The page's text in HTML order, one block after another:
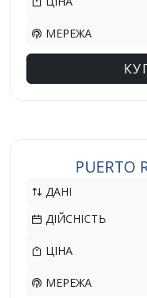
МЕРЕЖА
PUERTO
ДАНІ
ДІЙСНІСТЬ
ЦІНА
МЕРЕЖА